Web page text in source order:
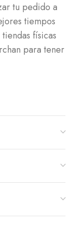
tu pedido a
tiempos
físicas
para tener